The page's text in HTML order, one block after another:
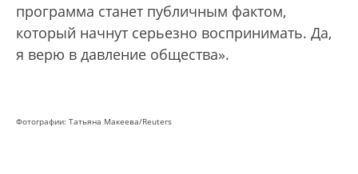
программа станет публичным фактом,
который начнут серьезно воспринимать. Да,
я верю в давление общества».
Фотографии: Татьяна Макеева/Reuters